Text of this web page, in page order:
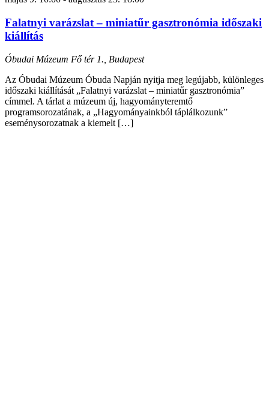
Falatnyi varázslat – miniatűr gasztronómia időszaki
kiállítás
Óbudai Múzeum Fő tér 1., Budapest
Az Óbudai Múzeum Óbuda Napján nyitja meg legújabb, különleges
időszaki kiállítását „Falatnyi varázslat – miniatűr gasztronómia”
címmel. A tárlat a múzeum új, hagyományteremtő
programsorozatának, a „Hagyományainkból táplálkozunk”
eseménysorozatnak a kiemelt […]